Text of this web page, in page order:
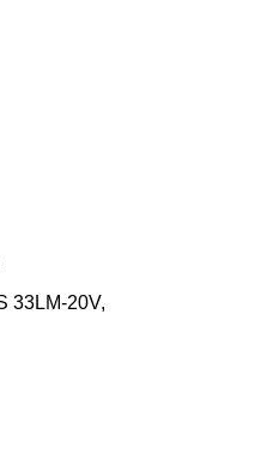
33LM-20V,